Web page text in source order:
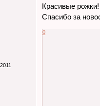
Красивые рожки!